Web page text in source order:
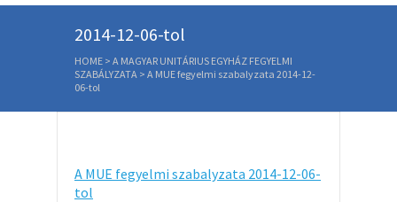
A MUE fegyelmi szabalyzata
2014-12-06-tol
HOME > A MAGYAR UNITÁRIUS EGYHÁZ FEGYELMI
SZABÁLYZATA > A MUE fegyelmi szabalyzata 2014-12-
06-tol
A MUE fegyelmi szabalyzata 2014-12-06-
tol